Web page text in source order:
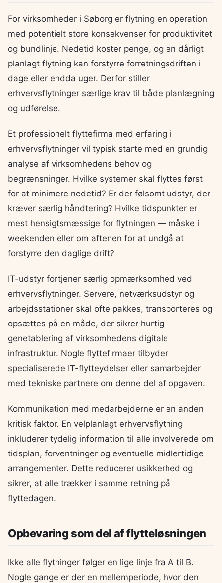
For virksomheder i Søborg er flytning en operation
med potentielt store konsekvenser for produktivitet
og bundlinje. Nedetid koster penge, og en dårligt
planlagt flytning kan forstyrre forretningsdriften i
dage eller endda uger. Derfor stiller
erhvervsflytninger særlige krav til både planlægning
og udførelse.
Et professionelt flyttefirma med erfaring i
erhvervsflytninger vil typisk starte med en grundig
analyse af virksomhedens behov og
begrænsninger. Hvilke systemer skal flyttes først
for at minimere nedetid? Er der følsomt udstyr, der
kræver særlig håndtering? Hvilke tidspunkter er
mest hensigtsmæssige for flytningen — måske i
weekenden eller om aftenen for at undgå at
forstyrre den daglige drift?
IT-udstyr fortjener særlig opmærksomhed ved
erhvervsflytninger. Servere, netværksudstyr og
arbejdsstationer skal ofte pakkes, transporteres og
opsættes på en måde, der sikrer hurtig
genetablering af virksomhedens digitale
infrastruktur. Nogle flyttefirmaer tilbyder
specialiserede IT-flytteydelser eller samarbejder
med tekniske partnere om denne del af opgaven.
Kommunikation med medarbejderne er en anden
kritisk faktor. En velplanlagt erhvervsflytning
inkluderer tydelig information til alle involverede om
tidsplan, forventninger og eventuelle midlertidige
arrangementer. Dette reducerer usikkerhed og
sikrer, at alle trækker i samme retning på
flyttedagen.
Opbevaring som del af flytteløsningen
Ikke alle flytninger følger en lige linje fra A til B.
Nogle gange er der en mellemperiode, hvor den